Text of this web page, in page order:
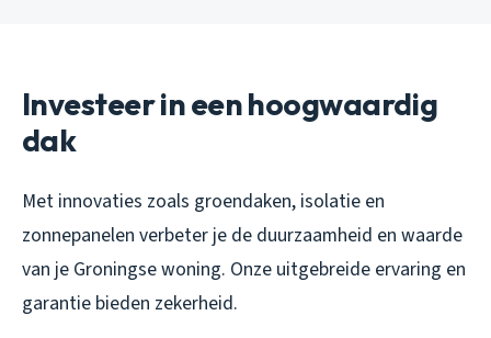
Investeer in een hoogwaardig
dak
Met innovaties zoals groendaken, isolatie en
zonnepanelen verbeter je de duurzaamheid en waarde
van je Groningse woning. Onze uitgebreide ervaring en
garantie bieden zekerheid.